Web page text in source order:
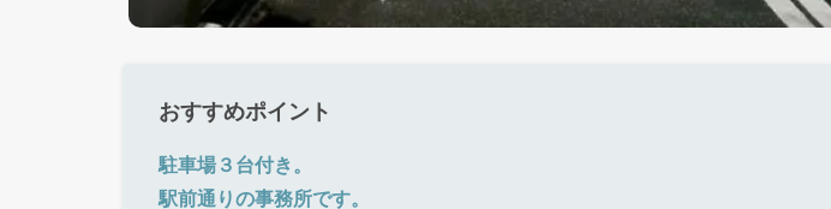
おすすめポイント
駐車場３台付き。
駅前通りの事務所です。